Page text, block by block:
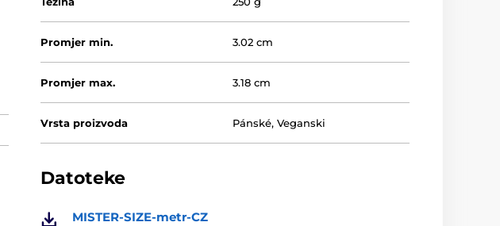
Promjer min. 3.02 cm
Promjer max. 3.18 cm
Vrsta proizvoda Pánské,Veganski
Datoteke
MISTER-SIZE-metr-CZ